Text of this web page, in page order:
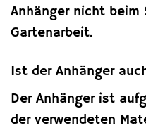
Anhänger nicht beim
Gartenarbeit.
Ist der Anhänger
Der Anhänger ist
der verwendeten